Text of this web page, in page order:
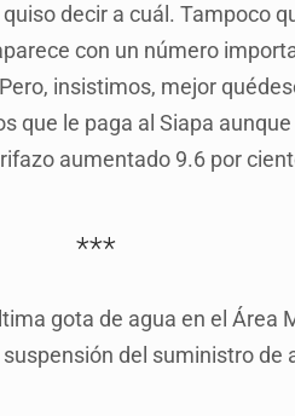
decir a cuál. Tampoco
con un número
insistimos, mejor
que le paga al Siapa
aumentado 9.6 por
***
gota de agua en el Área
del suministro de